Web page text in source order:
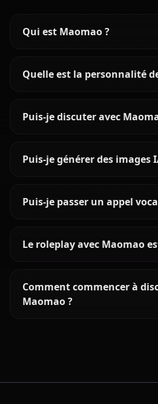
Qui est Maomao ?
Quelle est la personnalité
Puis-je discuter avec
Puis-je générer des images
Puis-je passer un appel
Le roleplay avec Maomao
Comment commencer à
Maomao ?